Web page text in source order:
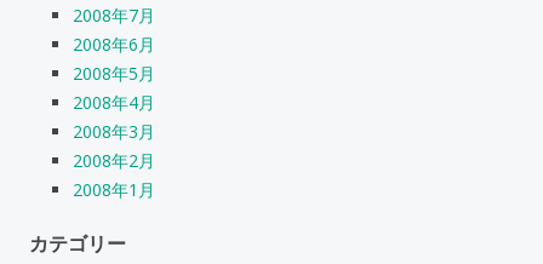
2008年7月
2008年6月
2008年5月
2008年4月
2008年3月
2008年2月
2008年1月
カテゴリー